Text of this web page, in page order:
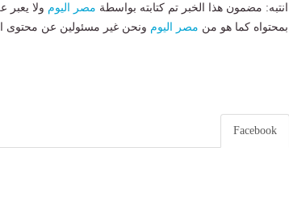
انتبه: مضمون هذا الخبر تم كتابته بواسطة مصر اليوم ولا يعبر
بمحتواه كما هو من مصر اليوم ونحن غير مسئولين عن محتوى
Facebook